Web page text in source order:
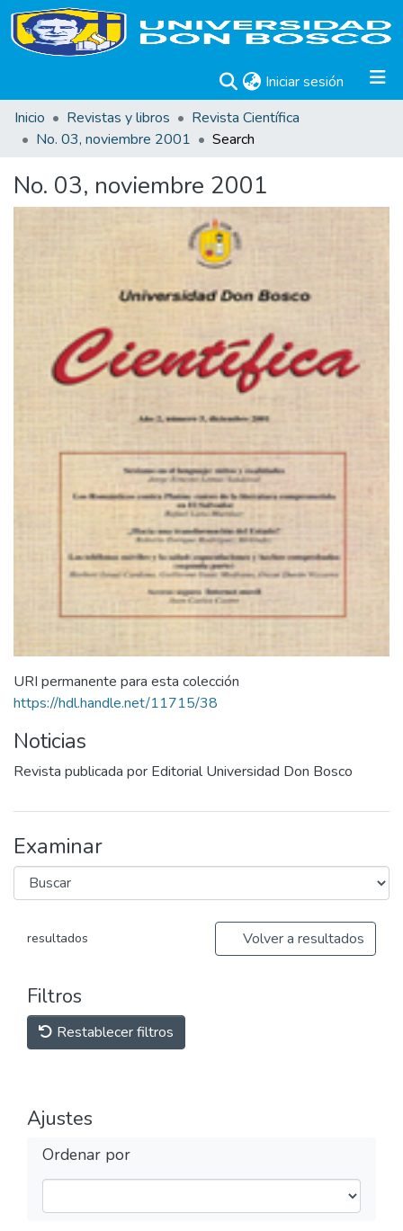
Iniciar sesión (current)
Inicio
Revistas y libros
Revista Científica
No. 03, noviembre 2001
Search
No. 03, noviembre 2001
URI permanente para esta colección
https://hdl.handle.net/11715/38
Noticias
Revista publicada por Editorial Universidad Don Bosco
Examinar
resultados Volver a resultados
Filtros
Restablecer filtros
Ajustes
Ordenar por